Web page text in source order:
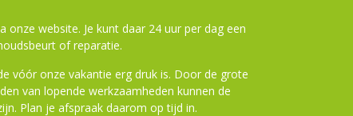
onze website. Je kunt daar 24 uur per dag een
of reparatie.
vóór onze vakantie erg druk is. Door de grote
van lopende werkzaamheden kunnen de
Plan je afspraak daarom op tijd in.